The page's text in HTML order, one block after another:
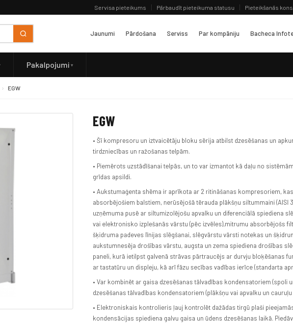
Servisa pieteikums Pārbaudīt pieteikuma statusu Pieteikšanās
Jaunumi Pārdošana Serviss Par kompāniju Bacheca
Pakalpojumi
EGW
EGW
• Šī kompresoru un iztvaicētāju bloku sērija atbilst dzesēšanas un
tirdzniecības un ražošanas telpām.
• Piemērots uzstādīšanai telpās, un to var izmantot kā daļu no
grīdas apsildi.
• Aukstumaģenta shēma ir aprīkota ar 2 ritināšanas kompresoriem,
absorbējošiem balstiem, nerūsējošā tērauda plākšņu siltummaini (AISI
uzņēmuma pusē ar siltumizolējošu apvalku un diferenciālā spiediena
vai elektronisko izplešanās vārstu (pēc izvēles),mitrumu absorbējošs
šķidruma padeves līnijas slēgšanai, slēgvārstu vārsti notekas un
aukstumnesēja drošības vārstu, augsta un zema spiediena drošības
paneli, kurā ietilpst galvenā strāvas pārtraucējs ar durvju bloķēšanas
ar tastatūru un displeju, kā arī fāzu secības vadības ierīce (standarta
• Var kombinēt ar gaisa dzesēšanas tālvadības kondensatoriem (spoli
dzesēšanas tālvadības kondensatoriem (plākšņu vai apvalku un
• Elektroniskais kontrolieris ļauj kontrolēt dažādas tirgū plaši
kondensācijas spiediena galvu gaisa un ūdens dzesēšanas laikā.